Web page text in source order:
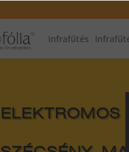
Infrafűtés
ELEKTROMOS